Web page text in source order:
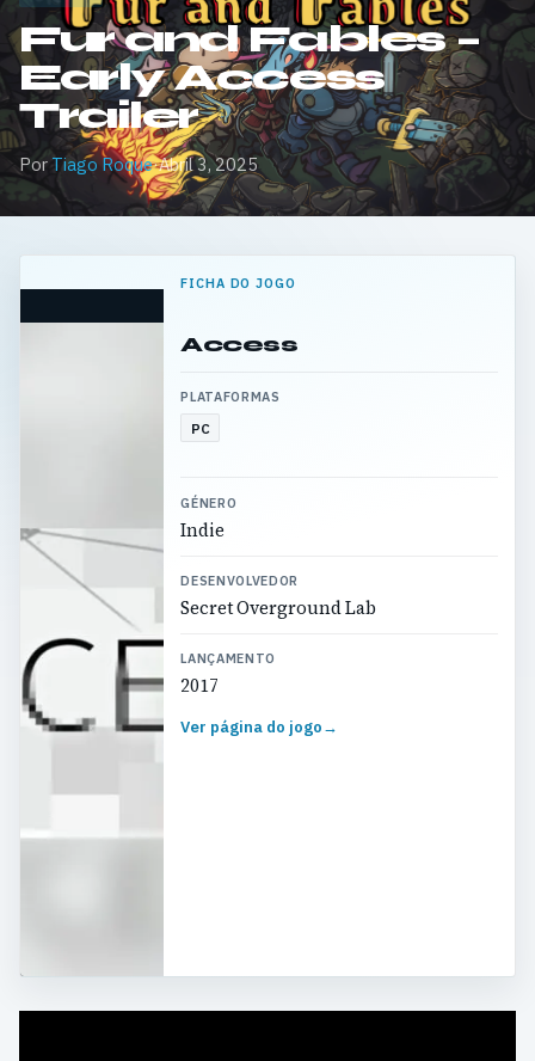
Fur and Fables –
Early Access
Trailer
PorTiago Roque·Abril 3, 2025
FICHA DO JOGO
Access
PLATAFORMAS
PC
GÉNERO
Indie
DESENVOLVEDOR
Secret Overground Lab
LANÇAMENTO
2017
Ver página do jogo→